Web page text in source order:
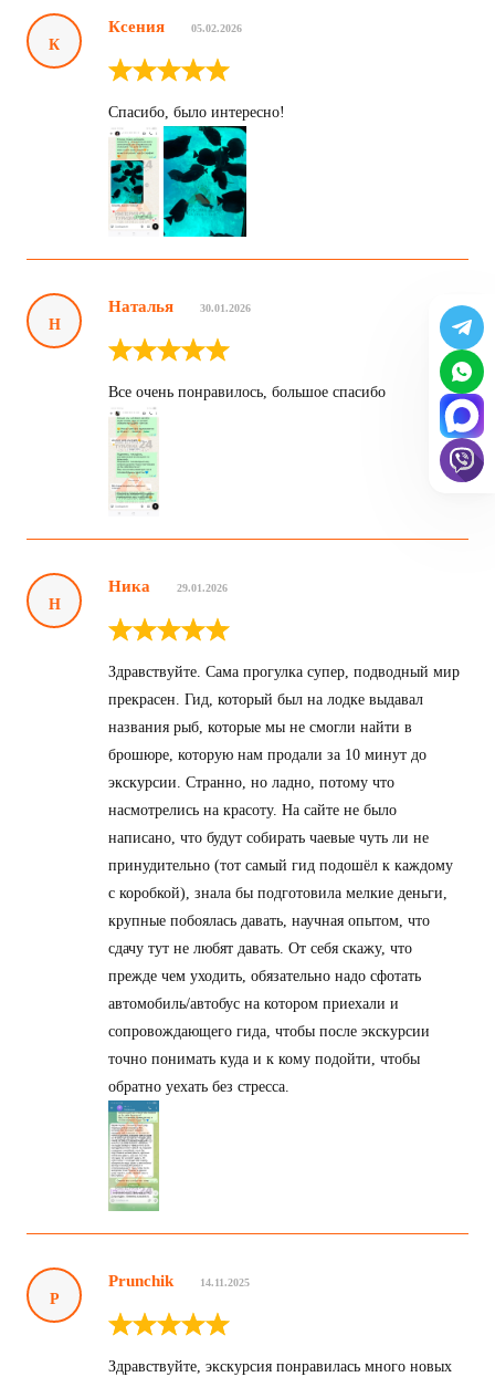
К
Ксения 05.02.2026
Спасибо, было интересно!
Н
Наталья 30.01.2026
Все очень понравилось, большое спасибо
Н
Ника 29.01.2026
Здравствуйте. Сама прогулка супер, подводный мир
прекрасен. Гид, который был на лодке выдавал
названия рыб, которые мы не смогли найти в
брошюре, которую нам продали за 10 минут до
экскурсии. Странно, но ладно, потому что
насмотрелись на красоту. На сайте не было
написано, что будут собирать чаевые чуть ли не
принудительно (тот самый гид подошёл к каждому
с коробкой), знала бы подготовила мелкие деньги,
крупные побоялась давать, научная опытом, что
сдачу тут не любят давать. От себя скажу, что
прежде чем уходить, обязательно надо сфотать
автомобиль/автобус на котором приехали и
сопровождающего гида, чтобы после экскурсии
точно понимать куда и к кому подойти, чтобы
обратно уехать без стресса.
P
Prunchik 14.11.2025
Здравствуйте, экскурсия понравилась много новых